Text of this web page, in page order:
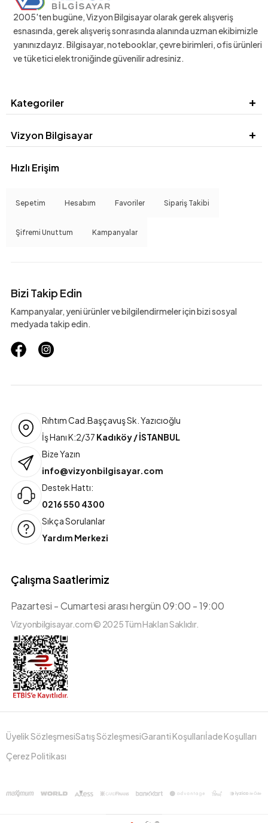
2005'ten bugüne, Vizyon Bilgisayar olarak gerek alışveriş
esnasında, gerek alışveriş sonrasında alanında uzman ekibimizle
yanınızdayız. Bilgisayar, notebooklar, çevre birimleri, ofis ürünleri
ve tüketici elektroniğinde güvenilir adresiniz.
Kategoriler
Vizyon Bilgisayar
Hızlı Erişim
Sepetim Hesabım Favoriler Sipariş Takibi
Şifremi Unuttum Kampanyalar
Bizi Takip Edin
Kampanyalar, yeni ürünler ve bilgilendirmeler için bizi sosyal
medyada takip edin.
Rıhtım Cad.Başçavuş Sk. Yazıcıoğlu
İş Hanı K:2/37 Kadıköy / İSTANBUL
Bize Yazın
info@vizyonbilgisayar.com
Destek Hattı:
0216 550 4300
Sıkça Sorulanlar
Yardım Merkezi
Çalışma Saatlerimiz
Pazartesi - Cumartesi arası hergün 09:00 - 19:00
Vizyonbilgisayar.com © 2025 Tüm Hakları Saklıdır.
Üyelik SözleşmesiSatış SözleşmesiGaranti Koşullarıİade Koşulları
Çerez Politikası